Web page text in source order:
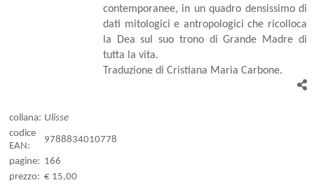
contemporanee, in un quadro densissimo di
dati mitologici e antropologici che ricolloca
la Dea sul suo trono di Grande Madre di
tutta la vita.
Traduzione di Cristiana Maria Carbone.
collana: Ulisse
codice
EAN:
9788834010778
pagine: 166
prezzo: € 15,00